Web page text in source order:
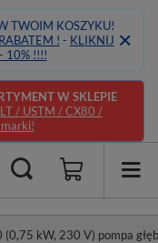
TWOIM KOSZYKU!
! - KLIKNIJ
10% !!!!
W SKLEPIE
/ USTM / CX80 /
(0,75 kW, 230 V) pompa